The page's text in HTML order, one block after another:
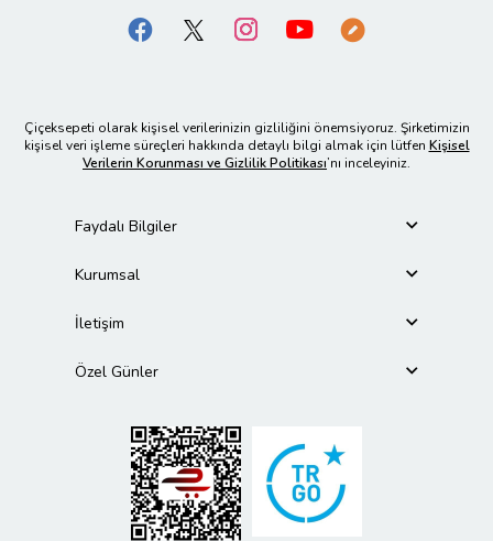
Çiçeksepeti olarak kişisel verilerinizin gizliliğini önemsiyoruz. Şirketimizin
kişisel veri işleme süreçleri hakkında detaylı bilgi almak için lütfen Kişisel
Verilerin Korunması ve Gizlilik Politikası’nı inceleyiniz.
Faydalı Bilgiler
Kurumsal
İletişim
Özel Günler